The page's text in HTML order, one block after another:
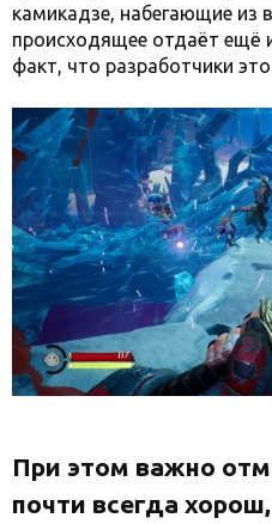
камикадзе, набегающие из
происходящее отдаёт ещё
факт, что разработчики
При этом важно
почти всегда